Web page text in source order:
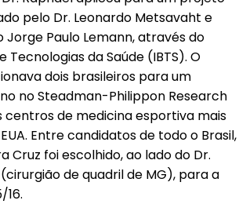
pelo Dr. Leonardo Metsavaht e
Paulo Lemann, através do
Tecnologias da Saúde (IBTS). O
dois brasileiros para um
no Steadman-Philippon Research
centros de medicina esportiva mais
Entre candidatos de todo o Brasil,
Cruz foi escolhido, ao lado do Dr.
de quadril de MG), para a
16.